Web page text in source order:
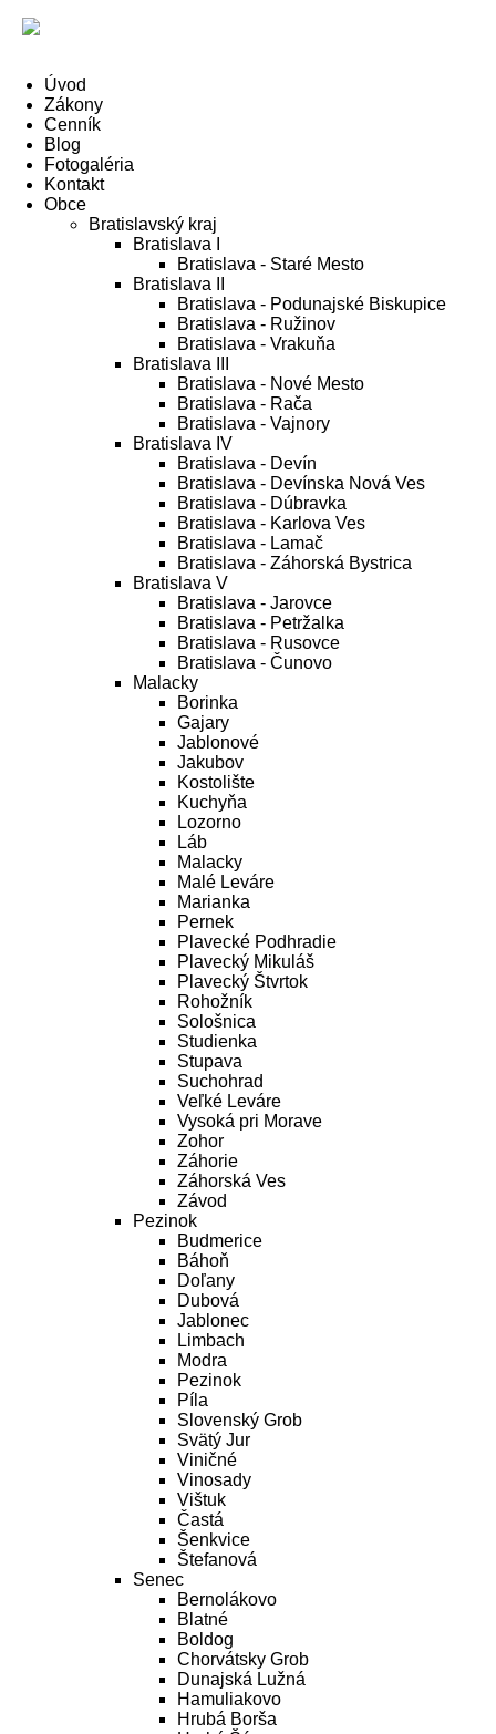
Úvod
Zákony
Cenník
Blog
Fotogaléria
Kontakt
Obce
Bratislavský kraj
Bratislava I
Bratislava - Staré Mesto
Bratislava II
Bratislava - Podunajské Biskupice
Bratislava - Ružinov
Bratislava - Vrakuňa
Bratislava III
Bratislava - Nové Mesto
Bratislava - Rača
Bratislava - Vajnory
Bratislava IV
Bratislava - Devín
Bratislava - Devínska Nová Ves
Bratislava - Dúbravka
Bratislava - Karlova Ves
Bratislava - Lamač
Bratislava - Záhorská Bystrica
Bratislava V
Bratislava - Jarovce
Bratislava - Petržalka
Bratislava - Rusovce
Bratislava - Čunovo
Malacky
Borinka
Gajary
Jablonové
Jakubov
Kostolište
Kuchyňa
Lozorno
Láb
Malacky
Malé Leváre
Marianka
Pernek
Plavecké Podhradie
Plavecký Mikuláš
Plavecký Štvrtok
Rohožník
Sološnica
Studienka
Stupava
Suchohrad
Veľké Leváre
Vysoká pri Morave
Zohor
Záhorie
Záhorská Ves
Závod
Pezinok
Budmerice
Báhoň
Doľany
Dubová
Jablonec
Limbach
Modra
Pezinok
Píla
Slovenský Grob
Svätý Jur
Viničné
Vinosady
Vištuk
Častá
Šenkvice
Štefanová
Senec
Bernolákovo
Blatné
Boldog
Chorvátsky Grob
Dunajská Lužná
Hamuliakovo
Hrubá Borša